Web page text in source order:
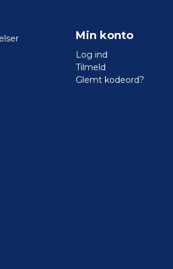
Min konto
Log ind
Tilmeld
Glemt kodeord?